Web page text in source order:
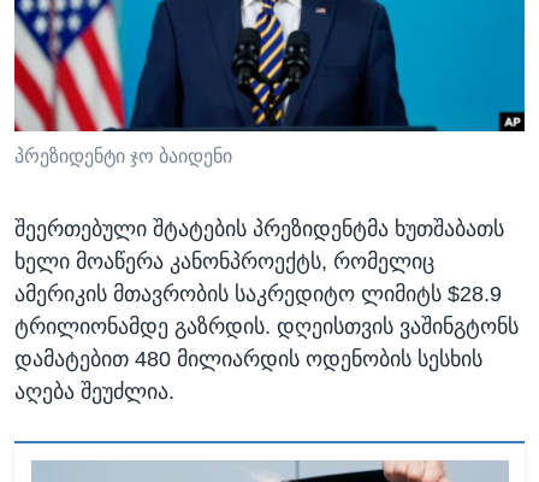
ᲡᲢᲣᲓᲘᲐ ᲕᲐᲨᲘᲜᲒᲢᲝᲜᲘ
ᲔᲙᲝᲜᲝᲛᲘᲙᲐ
ᲯᲐᲜᲛᲠᲗᲔᲚᲝᲑᲐ
ᲛᲔᲪᲜᲘᲔᲠᲔᲑᲐ
ᲘᲜᲢᲔᲠᲕᲘᲣ
ᲒᲐᲚᲘᲚᲔᲝ
ᲓᲔᲖᲘᲜᲤᲝᲠᲛᲐᲪᲘᲐ
Learning English
ᲗᲕᲐᲚᲘ ᲒᲕᲐᲓᲔᲕᲜᲔᲗ
ენები
პრეზიდენტი ჯო ბაიდენი
შეერთებული შტატების პრეზიდენტმა ხუთშაბათს
ხელი მოაწერა კანონპროექტს, რომელიც
ამერიკის მთავრობის საკრედიტო ლიმიტს $28.9
ტრილიონამდე გაზრდის. დღეისთვის ვაშინგტონს
დამატებით 480 მილიარდის ოდენობის სესხის
აღება შეუძლია.